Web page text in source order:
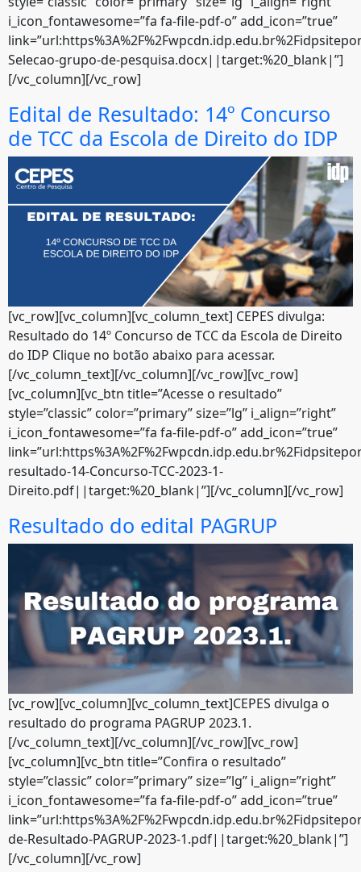
i_icon_fontawesome=”fa fa-file-pdf-o” add_icon=”true”
Selecao-grupo-de-pesquisa.docx||target:%20_blank|”]
[/vc_column][/vc_row]
Edital de Resultado: 14º Concurso
de TCC da Escola de Direito do IDP
[vc_row][vc_column][vc_column_text] CEPES divulga:
Resultado do 14º Concurso de TCC da Escola de Direito
do IDP Clique no botão abaixo para acessar.
[/vc_column_text][/vc_column][/vc_row][vc_row]
[vc_column][vc_btn title=”Acesse o resultado”
style=”classic” color=”primary” size=”lg” i_align=”right”
i_icon_fontawesome=”fa fa-file-pdf-o” add_icon=”true”
resultado-14-Concurso-TCC-2023-1-
Direito.pdf||target:%20_blank|”][/vc_column][/vc_row]
Resultado do edital PAGRUP
[vc_row][vc_column][vc_column_text]CEPES divulga o
resultado do programa PAGRUP 2023.1.
[/vc_column_text][/vc_column][/vc_row][vc_row]
[vc_column][vc_btn title=”Confira o resultado”
style=”classic” color=”primary” size=”lg” i_align=”right”
i_icon_fontawesome=”fa fa-file-pdf-o” add_icon=”true”
de-Resultado-PAGRUP-2023-1.pdf||target:%20_blank|”]
[/vc_column][/vc_row]